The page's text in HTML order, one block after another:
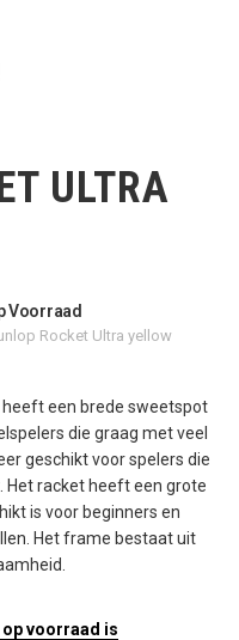
ULTRA
Voorraad
Rocket Ultra yellow
heeft een brede sweetspot
die graag met veel
geschikt voor spelers die
Het racket heeft een grote
is voor beginners en
Het frame bestaat uit
voorraad is